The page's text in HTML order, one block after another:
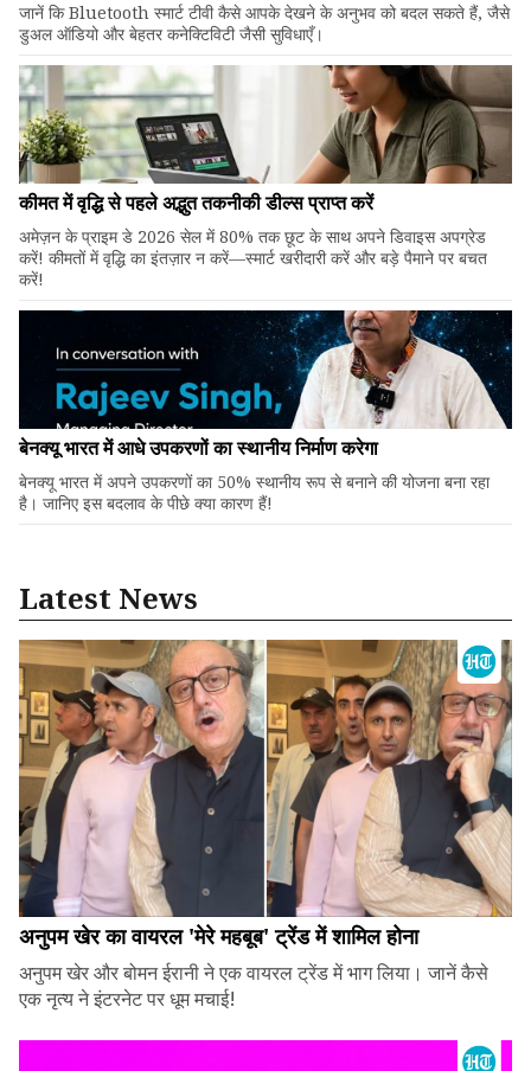
जानें कि Bluetooth स्मार्ट टीवी कैसे आपके देखने के अनुभव को बदल सकते हैं, जैसे
डुअल ऑडियो और बेहतर कनेक्टिविटी जैसी सुविधाएँ।
कीमत में वृद्धि से पहले अद्भुत तकनीकी डील्स प्राप्त करें
अमेज़न के प्राइम डे 2026 सेल में 80% तक छूट के साथ अपने डिवाइस अपग्रेड
करें! कीमतों में वृद्धि का इंतज़ार न करें—स्मार्ट खरीदारी करें और बड़े पैमाने पर बचत
करें!
बेनक्यू भारत में आधे उपकरणों का स्थानीय निर्माण करेगा
बेनक्यू भारत में अपने उपकरणों का 50% स्थानीय रूप से बनाने की योजना बना रहा
है। जानिए इस बदलाव के पीछे क्या कारण हैं!
Latest News
अनुपम खेर का वायरल 'मेरे महबूब' ट्रेंड में शामिल होना
अनुपम खेर और बोमन ईरानी ने एक वायरल ट्रेंड में भाग लिया। जानें कैसे
एक नृत्य ने इंटरनेट पर धूम मचाई!